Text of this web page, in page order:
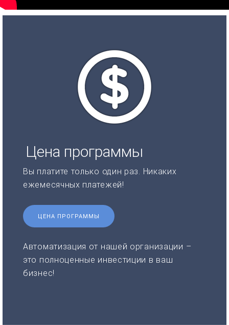
Цена программы
Вы платите только один раз. Никаких
ежемесячных платежей!
ЦЕНА ПРОГРАММЫ
Автоматизация от нашей организации –
это полноценные инвестиции в ваш
бизнес!